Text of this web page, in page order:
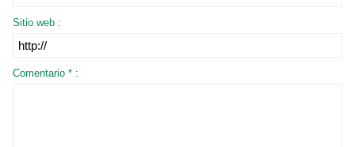
Sitio web :
Comentario * :